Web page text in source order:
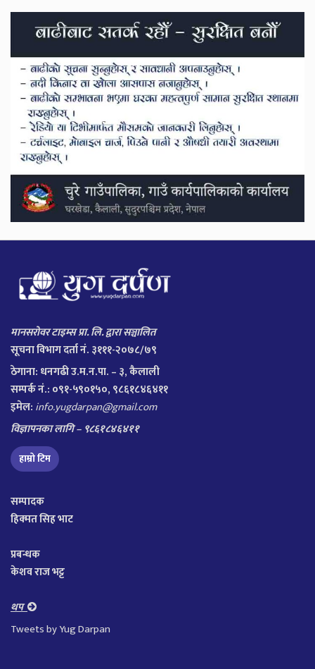
मानसरोवर टाइम्स प्रा. लि. द्वारा सञ्चालित
सूचना विभाग दर्ता नं. ३१११-२०७८/७९
ठेगाना: धनगढी उ.म.न.पा. – ३, कैलाली
सम्पर्क नं.: ०९१-५९०१५०, ९८६१८४६४११
इमेल: info.yugdarpan@gmail.com
विज्ञापनका लागि – ९८६१८४६४११
हाम्रो टिम
सम्पादक
हिक्मत सिह भाट
प्रबन्धक
केशव राज भट्ट
थप
Tweets by Yug Darpan